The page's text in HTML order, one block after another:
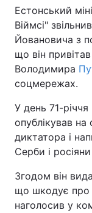
Головна
Україна
Економіка
Спорт
Техно і зв'язок
Здоров'я
Естонський
Віймсі"
Йовановича з
що він
Володимира
соцмережах.
У день 71-
опублікував на
диктатора і
Серби і
Згодом він
що шкодує про
наголосив у